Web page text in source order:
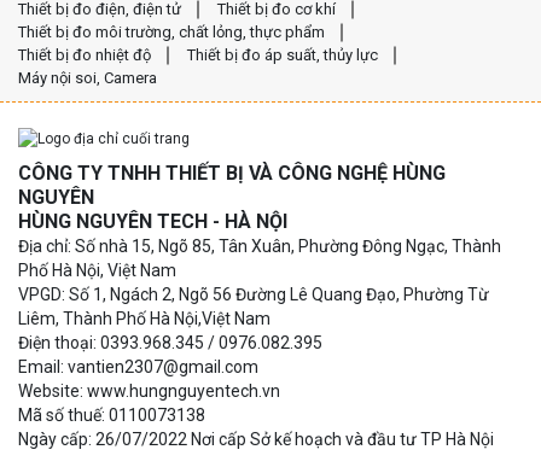
Thiết bị đo điện, điện tử
Thiết bị đo cơ khí
Thiết bị đo môi trường, chất lỏng, thực phẩm
Thiết bị đo nhiệt độ
Thiết bị đo áp suất, thủy lực
Máy nội soi, Camera
CÔNG TY TNHH THIẾT BỊ VÀ CÔNG NGHỆ HÙNG
NGUYÊN
HÙNG NGUYÊN TECH - HÀ NỘI
Địa chỉ: Số nhà 15, Ngõ 85, Tân Xuân, Phường Đông Ngạc, Thành
Phố Hà Nội, Việt Nam
VPGD: Số 1, Ngách 2, Ngõ 56 Đường Lê Quang Đạo, Phường Từ
Liêm, Thành Phố Hà Nội,Việt Nam
Điện thoại: 0393.968.345 / 0976.082.395
Email: vantien2307@gmail.com
Website: www.hungnguyentech.vn
Mã số thuế: 0110073138
Ngày cấp: 26/07/2022 Nơi cấp Sở kế hoạch và đầu tư TP Hà Nội